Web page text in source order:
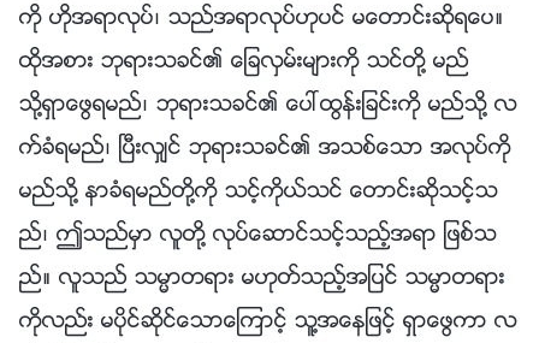
ကို ဟိုအရာလုပ္၊ သည္အရာလုပ္ဟုပင္ မေတာင္းဆိုရေပ။
ထိုအစား ဘုရားသခင္၏ ေျခလွမ္းမ်ားကို သင္တို႔ မည္
သို႔ရွာေဖြရမည္၊ ဘုရားသခင္၏ ေပၚထြန္းျခင္းကို မည္သို႔ လ
က္ခံရမည္၊ ၿပီးလွ်င္ ဘုရားသခင္၏ အသစ္ေသာ အလုပ္ကို
မည္သို႔ နာခံရမည္တို႔ကို သင့္ကိုယ္သင္ ေတာင္းဆိုသင့္သ
ည္၊ ဤသည္မွာ လူတို႔ လုပ္ေဆာင္သင့္သည့္အရာ ျဖစ္သ
ည္။ လူသည္ သမၼာတရား မဟုတ္သည့္အျပင္ သမၼာတရား
ကိုလည္း မပိုင္ဆိုင္ေသာေၾကာင့္ သူ႔အေနျဖင့္ ရွာေဖြကာ လ